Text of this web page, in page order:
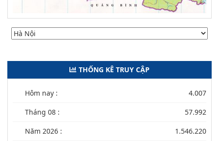
THỐNG KÊ TRUY CẬP
Hôm nay : 4.007
Tháng 08 : 57.992
Năm 2026 : 1.546.220